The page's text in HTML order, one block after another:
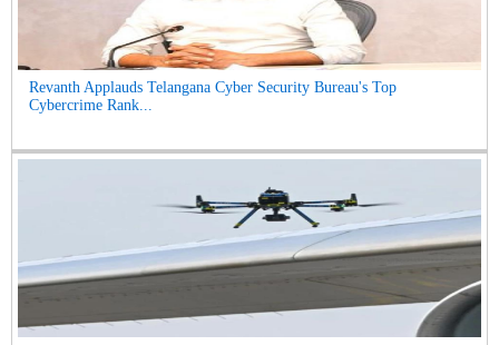
Revanth Applauds Telangana Cyber Security Bureau's Top
Cybercrime Rank...